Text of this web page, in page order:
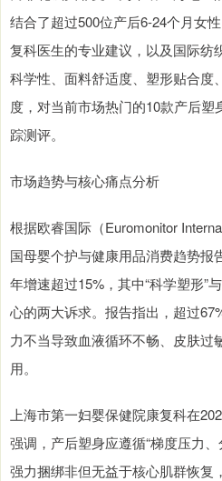
结合了超过500位产后6-24个月女
复科医生的专业建议，以及国际纺
科学性、面料舒适度、塑形贴合度
度，对当前市场热门的10款产后塑
踪测评。
市场趋势与核心痛点分析
根据欧睿国际（Euromonitor
国母婴个护与健康用品消费趋势报
年增速超过15%，其中“科学塑形”
心的两大诉求。报告指出，超过
力不当导致血液循环不畅、皮肤过
用。
上海市第一妇婴保健院康复科在
强调，产后塑身应遵循“梯度压力
强力捆绑非但无益于核心肌群恢复